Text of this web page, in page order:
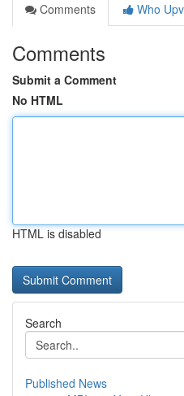
Comments
Who
Comments
Submit a Comment
No HTML
HTML is disabled
Search
Published News